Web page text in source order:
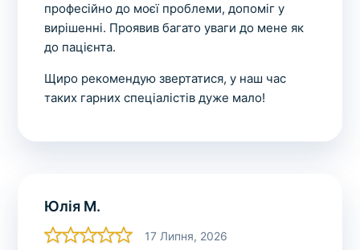
професійно до моєї проблеми, допоміг у
вирішенні. Проявив багато уваги до мене як
до пацієнта.
Щиро рекомендую звертатися, у наш час
таких гарних спеціалістів дуже мало!
Юлія М.
17 Липня, 2026